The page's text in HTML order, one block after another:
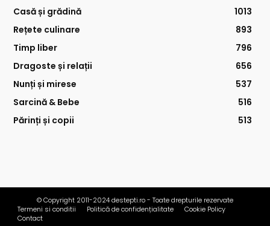
Casă și grădină
1013
Rețete culinare
893
Timp liber
796
Dragoste și relații
656
Nunți și mirese
537
Sarcină & Bebe
516
Părinți și copii
513
© Copyright 2011-2024 destepti.ro - Toate drepturile rezervate
Termeni si conditii
Politică de confidențialitate
Cookie Policy
Contact